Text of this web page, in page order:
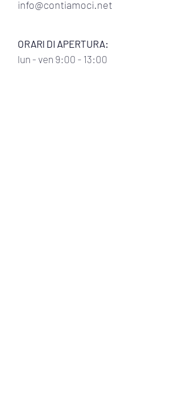
info@contiamoci.net
ORARI DI APERTURA:
lun - ven 9:00 - 13:00